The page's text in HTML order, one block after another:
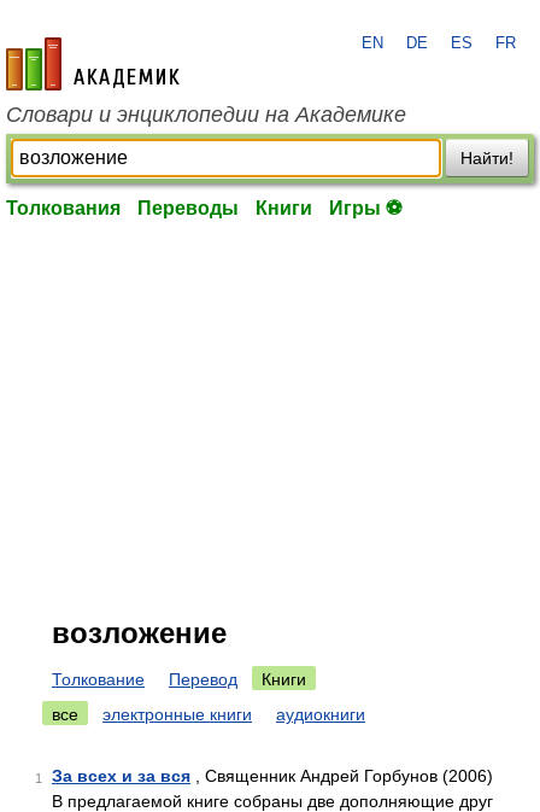
academic.ru
EN DE ES FR
Словари и энциклопедии на Академике
Найти!
Толкования Переводы Книги Игры ⚽
возложение
Толкование Перевод
Книги
все
электронные книги аудиокниги
1 За всех и за вся , Священник Андрей Горбунов (2006)
В предлагаемой книге собраны две дополняющие друг